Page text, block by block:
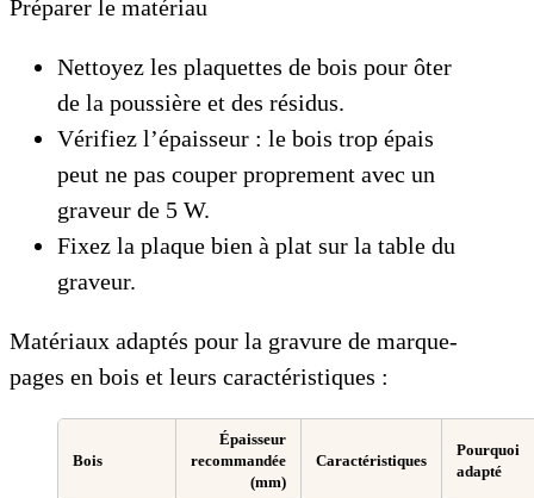
Préparer le matériau
Nettoyez les plaquettes de bois pour ôter
de la poussière et des résidus.
Vérifiez l’épaisseur : le bois trop épais
peut ne pas couper proprement avec un
graveur de 5 W.
Fixez la plaque bien à plat sur la table du
graveur.
Matériaux adaptés pour la gravure de marque-
pages en bois et leurs caractéristiques :
Bois
Épaisseur
recommandée
(mm)
Caractéristiques
Pourquoi
adapté